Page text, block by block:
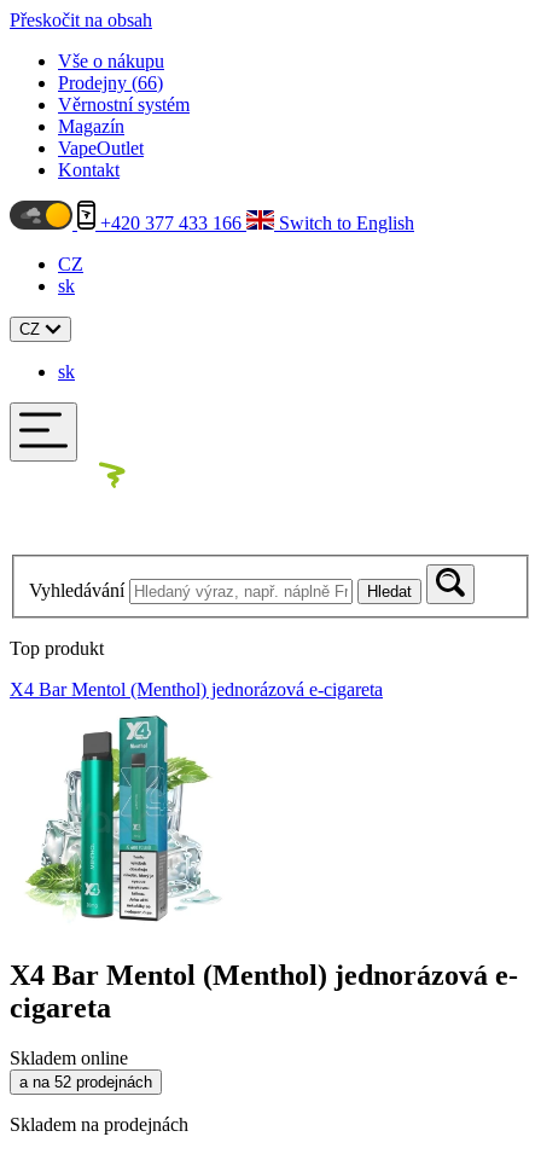
Přeskočit na obsah
Vše o nákupu
Prodejny (66)
Věrnostní systém
Magazín
VapeOutlet
Kontakt
+420 377 433 166
Switch to English
CZ
sk
CZ
sk
Vyhledávání Hledat
Top produkt
X4 Bar Mentol (Menthol) jednorázová e-cigareta
X4 Bar Mentol (Menthol) jednorázová e-
cigareta
Skladem online
a na 52 prodejnách
Skladem na prodejnách